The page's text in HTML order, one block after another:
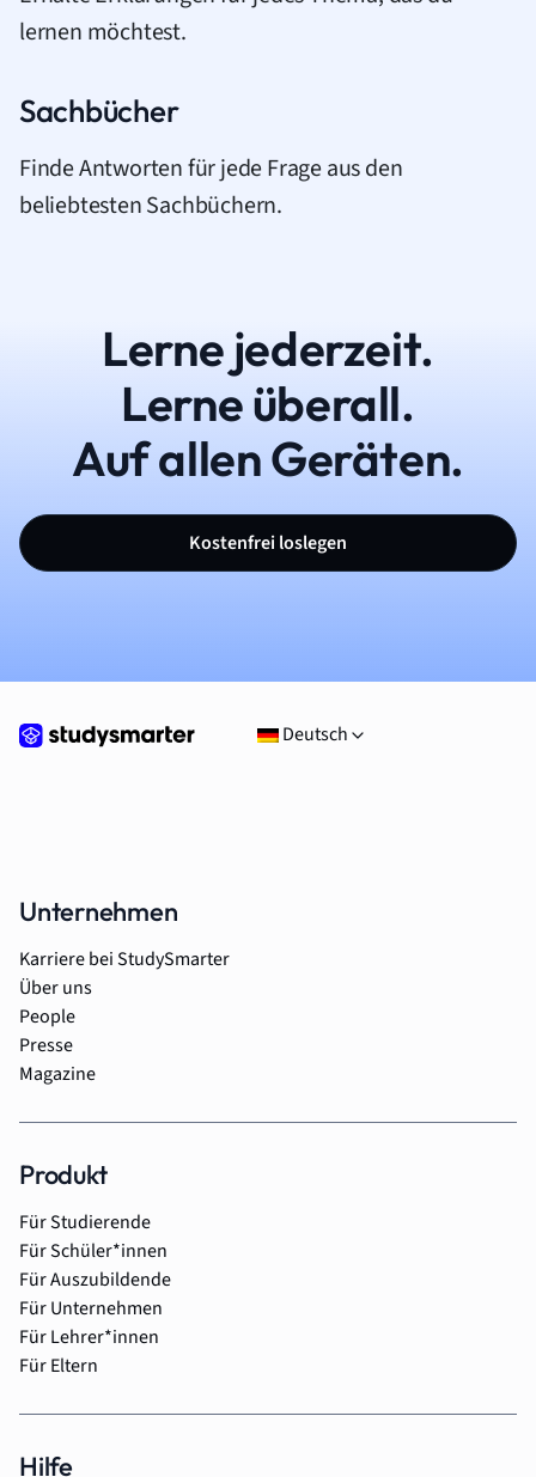
lernen möchtest.
Sachbücher
Finde Antworten für jede Frage aus den
beliebtesten Sachbüchern.
Lerne jederzeit.
Lerne überall.
Auf allen Geräten.
Kostenfrei loslegen
Deutsch
Unternehmen
Karriere bei StudySmarter
Über uns
People
Presse
Magazine
Produkt
Für Studierende
Für Schüler*innen
Für Auszubildende
Für Unternehmen
Für Lehrer*innen
Für Eltern
Hilfe